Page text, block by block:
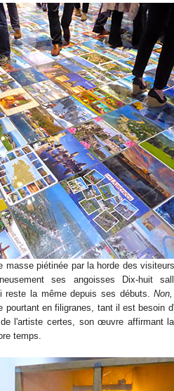
masse piétinée par la horde des
ses angoisses Dix-huit
reste la même depuis ses débuts.
pourtant en filigranes, tant il est besoin
l'artiste certes, son œuvre affirmant
temps.